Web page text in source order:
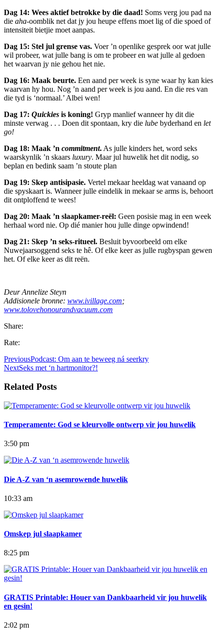
Dag 14: Wees aktief betrokke by die daad! Soms verg jou pad na
die aha-oomblik net dat jy jou heupe effens moet lig of die spoed of
intensiteit bietjie moet aanpas.
Dag 15: Stel jul grense vas. Voer ’n openlike gesprek oor wat julle
wil probeer, wat julle bang is om te probeer en wat julle al gedoen
het waarvan jy nie gehou het nie.
Dag 16: Maak beurte. Een aand per week is syne waar hy kan kies
waarvan hy hou. Nog ’n aand per week is jou aand. En die res van
die tyd is ‘normaal.’ Albei wen!
Dag 17: Quickies is koning! Gryp manlief wanneer hy dit die
minste verwag . . . Doen dit spontaan, kry die lube byderhand en let
go!
Dag 18: Maak ’n commitment. As julle kinders het, word seks
waarskynlik ’n skaars luxury. Maar jul huwelik het dit nodig, so
beplan en bedink saam ’n stoute plan
Dag 19: Skep antisipasie. Vertel mekaar heeldag wat vanaand op
die spyskaart is. Wanneer julle eindelik in mekaar se arms is, behoort
dit ontploffend te wees!
Dag 20: Maak ’n slaapkamer-reël: Geen posisie mag in een week
herhaal word nie. Op dié manier hou julle dinge opwindend!
Dag 21: Skep ’n seks-ritueel. Besluit byvoorbeeld om elke
Nuwejaarsoggend seks te hê. Of elke keer as julle rugbyspan gewen
het. Of elke keer as dit reën.
Deur Annelize Steyn
Addisionele bronne: www.ivillage.com;
www.tolovehonourandvacuum.com
Share:
Rate:
PreviousPodcast: Om aan te beweeg ná seerkry
NextSeks met ‘n hartmonitor?!
Related Posts
Temperamente: God se kleurvolle ontwerp vir jou huwelik
3:50 pm
Die A-Z van ‘n asemrowende huwelik
10:33 am
Omskep jul slaapkamer
8:25 pm
GRATIS Printable: Houer van Dankbaarheid vir jou huwelik
en gesin!
2:02 pm